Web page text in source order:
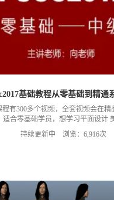
基础教程从零基础到精通
程有300多个视频，全套视频会在精
适合零基础学员，想学习平面设计
对设计感兴趣的学员，基础薄弱想提
持续更新中 浏览：6,916次